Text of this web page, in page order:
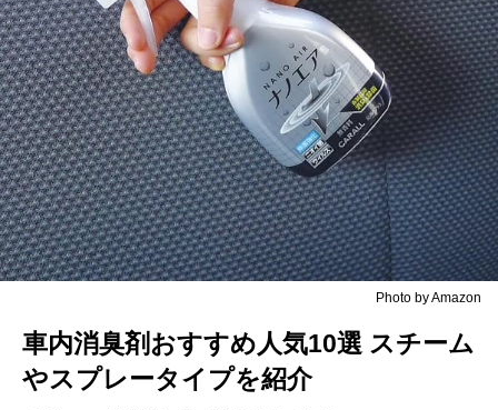
Photo by Amazon
車内消臭剤おすすめ人気10選 スチーム
やスプレータイプを紹介